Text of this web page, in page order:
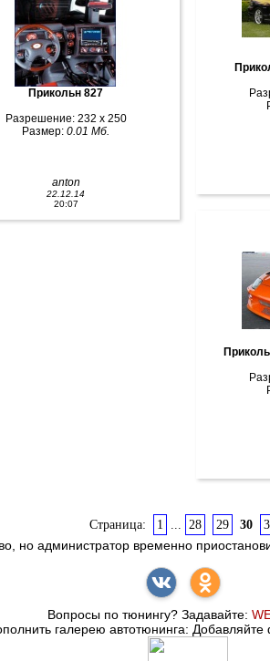
Прикольн 827
Разрешение: 232 x 250
Размер:0.01 Мб.
anton
22.12.14
20:07
Страница: 1 ... 28 29 30
но администратор временно
Вопросы по тюнингу? Задавайте:
галерею автотюнинга: